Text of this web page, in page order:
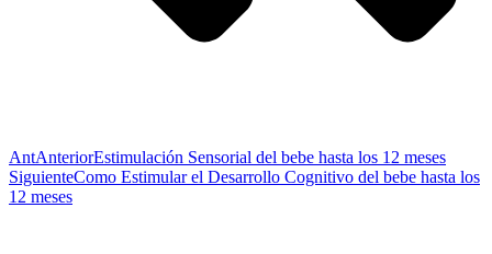
AntAnteriorEstimulación Sensorial del bebe hasta los 12 meses
SiguienteComo Estimular el Desarrollo Cognitivo del bebe hasta los
12 meses